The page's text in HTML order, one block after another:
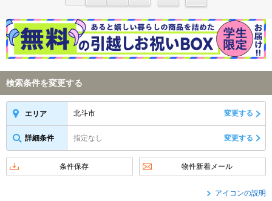
検索条件を変更する
エリア 北斗市 変更する
詳細条件 指定なし 変更する
条件保存 物件新着メール
アイコンの説明